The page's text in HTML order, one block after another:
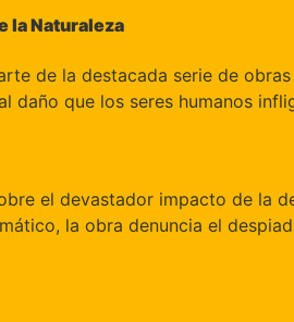
la Naturaleza
de la destacada serie de
daño que los seres humanos
el devastador impacto de la
la obra denuncia el